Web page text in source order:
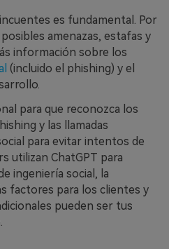
es fundamental. Por
amenazas, estafas y
información sobre los
(incluido el phishing) y el
para que reconozca los
y las llamadas
para evitar intentos de
utilizan ChatGPT para
ingeniería social, la
factores para los clientes y
pueden ser tus